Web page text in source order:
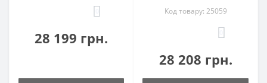
28 199 грн.
Код товару: 25059
28 208 грн.